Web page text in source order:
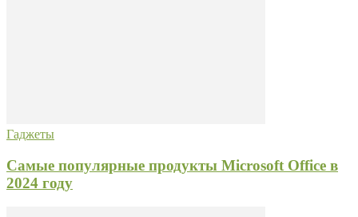
Гаджеты
Самые популярные продукты Microsoft Office в
2024 году